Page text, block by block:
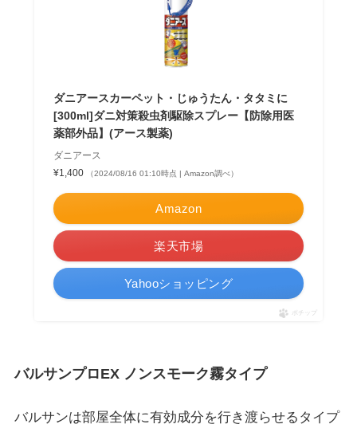
ダニアースカーペット・じゅうたん・タタミに
[300ml]ダニ対策殺虫剤駆除スプレー【防除用医
薬部外品】(アース製薬)
ダニアース
¥1,400
（2024/08/16 01:10時点 | Amazon調べ）
Amazon
楽天市場
Yahooショッピング
ポチップ
バルサンプロEX ノンスモーク霧タイプ
バルサンは部屋全体に有効成分を行き渡らせるタイプ